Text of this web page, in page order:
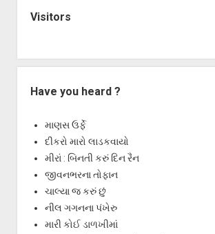
Visitors
Have you heard ?
માણસ ઉર્ફે
દીકરો મારો લાડકવાયો
મીરાં : બિનતી કરું દિન રૈન
જીવનભરના તોફાન
ચાલ્યા જ કરું છું
નીલ ગગનના પંખેરુ
મારી કોઈ ડાળખીમાં